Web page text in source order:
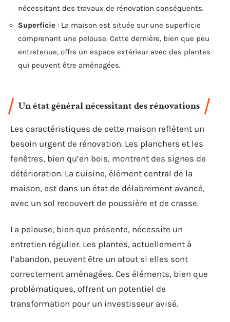
nécessitant des travaux de rénovation conséquents.
Superficie : La maison est située sur une superficie
comprenant une pelouse. Cette dernière, bien que peu
entretenue, offre un espace extérieur avec des plantes
qui peuvent être aménagées.
Un état général nécessitant des rénovations
Les caractéristiques de cette maison reflètent un
besoin urgent de rénovation. Les planchers et les
fenêtres, bien qu’en bois, montrent des signes de
détérioration. La cuisine, élément central de la
maison, est dans un état de délabrement avancé,
avec un sol recouvert de poussière et de crasse.
La pelouse, bien que présente, nécessite un
entretien régulier. Les plantes, actuellement à
l’abandon, peuvent être un atout si elles sont
correctement aménagées. Ces éléments, bien que
problématiques, offrent un potentiel de
transformation pour un investisseur avisé.